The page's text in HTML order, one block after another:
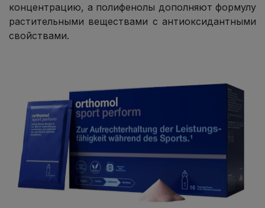
концентрацию, а полифенолы дополняют формулу
растительными веществами с антиоксидантными
свойствами.